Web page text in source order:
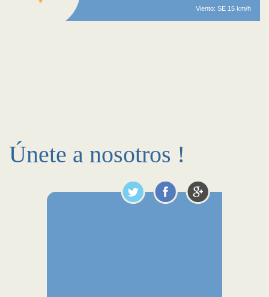
Viento: SE 15 km/h
Únete a nosotros !